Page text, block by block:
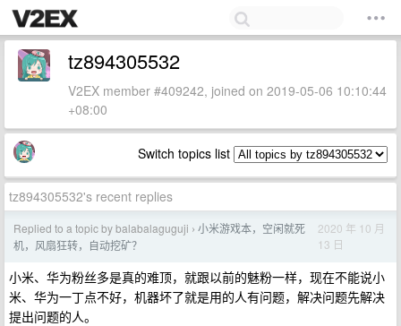
tz894305532
V2EX member #409242, joined on 2019-05-06 10:10:44
+08:00
Switch topics list
tz894305532's recent replies
Replied to a topic by balabalaguguji › 小米游戏本，空闲就死
机，风扇狂转，自动挖矿？
2020 年 10 月
13 日
小米、华为粉丝多是真的难顶，就跟以前的魅粉一样，现在不能说小
米、华为一丁点不好，机器坏了就是用的人有问题，解决问题先解决
提出问题的人。